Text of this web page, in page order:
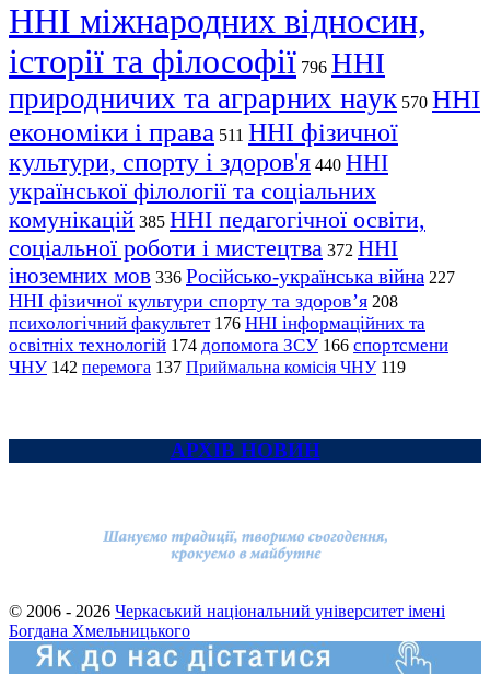
ННІ міжнародних відносин,
історії та філософії 796 ННІ
природничих та аграрних наук 570 ННІ
економіки і права 511 ННІ фізичної
культури, спорту і здоров'я 440 ННІ
української філології та соціальних
комунікацій 385 ННІ педагогічної освіти,
соціальної роботи і мистецтва 372 ННІ
іноземних мов 336 Російсько-українська війна 227
ННІ фізичної культури спорту та здоров’я 208
психологічний факультет 176 ННІ інформаційних та
освітніх технологій 174 допомога ЗСУ 166 спортсмени
ЧНУ 142 перемога 137 Приймальна комісія ЧНУ 119
АРХІВ НОВИН
© 2006 - 2026 Черкаський національний університет імені
Богдана Хмельницького